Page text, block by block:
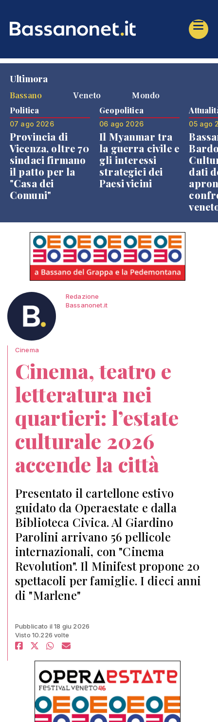
Ultimora
Bassano
Veneto Mondo
Politica
07 ago 2026
Provincia di
Vicenza, oltre 70
sindaci firmano
il patto per la
"Casa dei
Comuni"
Geopolitica
06 ago 2026
Il Myanmar tra
la guerra civile e
gli interessi
strategici dei
Paesi vicini
05 ago
dati
Redazione
Bassanonet.it
Cinema
Cinema, teatro e
letteratura nei
quartieri: l’estate
culturale 2026
accende la città
Presentato il cartellone estivo
guidato da Operaestate e dalla
Biblioteca Civica. Al Giardino
Parolini arrivano 56 pellicole
internazionali, con "Cinema
Revolution". Il Minifest propone 20
spettacoli per famiglie. I dieci anni
di "Marlene"
Pubblicato il 18 giu 2026
Visto 10.226 volte